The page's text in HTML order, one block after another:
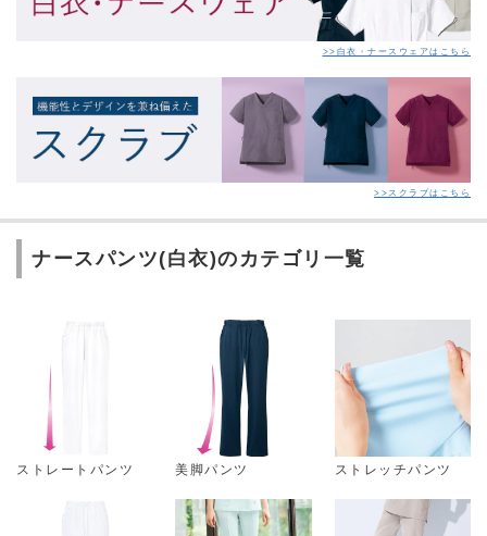
>>白衣・ナースウェアはこちら
>>スクラブはこちら
ナースパンツ(白衣)のカテゴリ一覧
ストレートパンツ 美脚パンツ ストレッチパンツ